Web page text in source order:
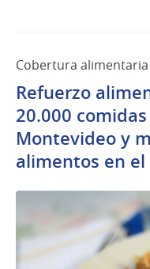
Cobertura
Refuerzo
20.000
Montevideo y
alimentos en